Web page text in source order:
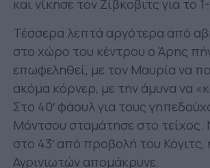
και νίκησε τον Ζίβκοβιτς για το
Τέσσερα λεπτά αργότερα από
στο χώρο του κέντρου ο Άρης
επωφεληθεί, με τον Μαυρία να
ακόμα κόρνερ, με την άμυνα να
Στο 40′ φάουλ για τους
Μόντσου σταμάτησε στο τείχος.
στο 43′ από προβολή του
Αγρινιωτών απομάκρυνε.